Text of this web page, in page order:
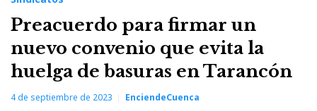
Preacuerdo para firmar un
nuevo convenio que evita la
huelga de basuras en Tarancón
4 de septiembre de 2023 EnciendeCuenca